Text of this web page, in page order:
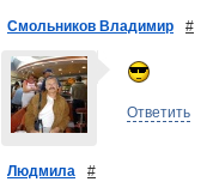
Смольников Владимир #
Ответить
Людмила #